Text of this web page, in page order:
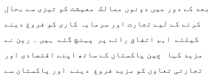
بعد کے دور میں دونوں ممالک معیشت کو تیزی سے بحال
کرنے کے لیے تجارت اور سرمایہ کاری کو فروغ دینے
کیلئے اہم اتفاق رائے پر پہنچ گئے ہیں ۔ رین نے
مزید کہا چین پاکستان کے ساتھ اپنے اقتصادی اور
تجارتی تعاون کو مزید فروغ دینے اور پاکستان سے